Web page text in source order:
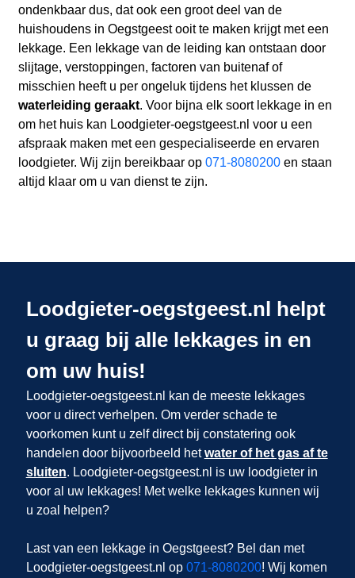
ondenkbaar dus, dat ook een groot deel van de
huishoudens in Oegstgeest ooit te maken krijgt met een
lekkage. Een lekkage van de leiding kan ontstaan door
slijtage, verstoppingen, factoren van buitenaf of
misschien heeft u per ongeluk tijdens het klussen de
waterleiding geraakt. Voor bijna elk soort lekkage in en
om het huis kan Loodgieter-oegstgeest.nl voor u een
afspraak maken met een gespecialiseerde en ervaren
loodgieter. Wij zijn bereikbaar op 071-8080200en staan
altijd klaar om u van dienst te zijn.
Loodgieter-oegstgeest.nl helpt
u graag bij alle lekkages in en
om uw huis!
Loodgieter-oegstgeest.nl kan de meeste lekkages
voor u direct verhelpen. Om verder schade te
voorkomen kunt u zelf direct bij constatering ook
handelen door bijvoorbeeld hetwater of het gas af te
sluiten. Loodgieter-oegstgeest.nl is uw loodgieter in
voor al uw lekkages! Met welke lekkages kunnen wij
u zoal helpen?
Last van een lekkage in Oegstgeest? Bel dan met
Loodgieter-oegstgeest.nl op 071-8080200! Wij komen